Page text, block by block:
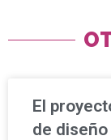
El
de